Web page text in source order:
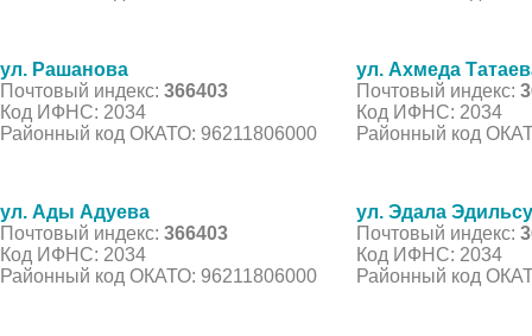
ул. Рашанова
Почтовый индекс: 366403
Код ИФНС: 2034
Районный код ОКАТО: 96211806000
ул. Ахмеда
Почтовый индекс:
Код ИФНС: 2034
Районный код
ул. Ады Адуева
Почтовый индекс: 366403
Код ИФНС: 2034
Районный код ОКАТО: 96211806000
ул. Эдала
Почтовый индекс:
Код ИФНС: 2034
Районный код